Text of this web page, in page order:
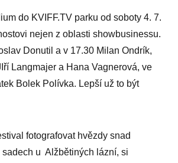
do KVIFF.TV parku od soboty 4. 7.
nejen z oblasti showbusinessu.
Donutil a v 17.30 Milan Ondrík,
Langmajer a Hana Vagnerová, ve
Bolek Polívka. Lepší už to být
fotografovat hvězdy snad
sadech u Alžbětiných lázní, si